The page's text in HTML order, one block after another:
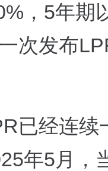
，5年期
次发布
已经连续
年5月，